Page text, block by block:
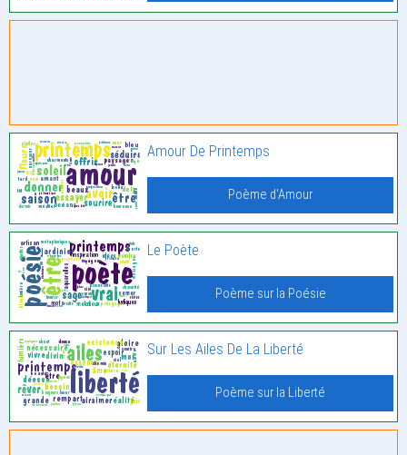
Amour De Printemps
Poème d'Amour
Le Poète
Poème sur la Poésie
Sur Les Ailes De La Liberté
Poème sur la Liberté